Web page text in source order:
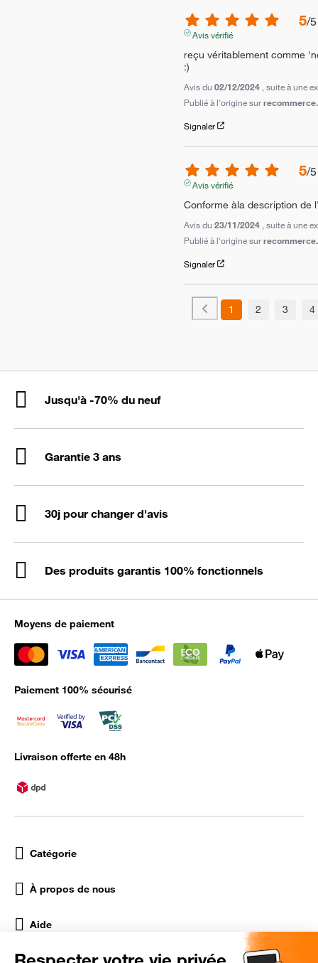
5/5
Avis vérifié
reçu véritablement comme
:)
Avis du 02/12/2024 , suite à une
Publié à l'origine sur
Signaler
5/5
Avis vérifié
Conforme àla description de
Avis du 23/11/2024 , suite à une
Publié à l'origine sur
Signaler
1 2 3 4
Jusqu'à -70% du neuf
Garantie 3 ans
30j pour changer d'avis
Des produits garantis 100% fonctionnels
Moyens de paiement
Paiement 100% sécurisé
Livraison offerte en 48h
Catégorie
À propos de nous
Aide
Réseaux Sociaux